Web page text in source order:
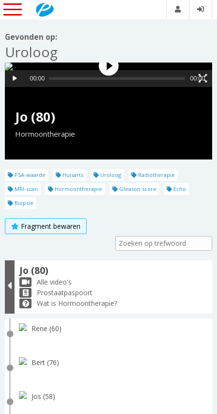
Gevonden op:
Uroloog
Jo (80)
Hormoontherapie
00:00 00:00
PSA-waarde Huisarts Uroloog
Radiotherapie
MRI-scan
Hormoontherapie Gleason score
Echo
Biopsie
Fragment bewaren
Jo (80)
Alle video's
Prostaatpaspoort
Wat is Hormoontherapie?
Rene (60)
Bert (76)
Jos (58)